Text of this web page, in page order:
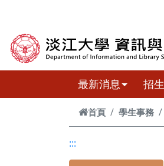
最新消息 招
首頁 學生事務
:::